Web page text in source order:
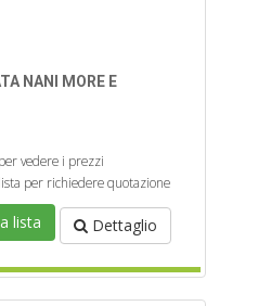
NANI MORE E
vedere i prezzi
per richiedere quotazione
lista Dettaglio